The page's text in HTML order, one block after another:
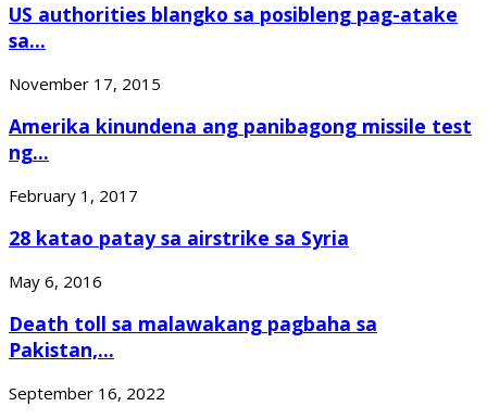
US authorities blangko sa posibleng pag-atake
sa...
November 17, 2015
Amerika kinundena ang panibagong missile test
ng...
February 1, 2017
28 katao patay sa airstrike sa Syria
May 6, 2016
Death toll sa malawakang pagbaha sa
Pakistan,...
September 16, 2022